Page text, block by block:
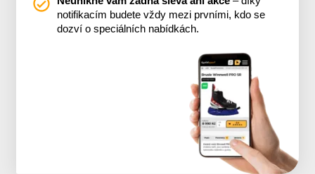
notifikacím budete vždy mezi prvními, kdo se
dozví o speciálních nabídkách.